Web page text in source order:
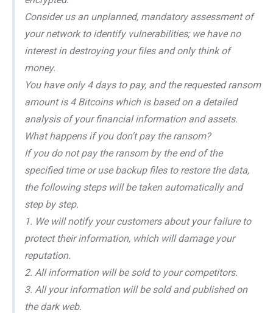
Consider us an unplanned, mandatory assessment of
your network to identify vulnerabilities; we have no
interest in destroying your files and only think of
money.
You have only 4 days to pay, and the requested ransom
amount is 4 Bitcoins which is based on a detailed
analysis of your financial information and assets.
What happens if you don't pay the ransom?
If you do not pay the ransom by the end of the
specified time or use backup files to restore the data,
the following steps will be taken automatically and
step by step.
1. We will notify your customers about your failure to
protect their information, which will damage your
reputation.
2. All information will be sold to your competitors.
3. All your information will be sold and published on
the dark web.